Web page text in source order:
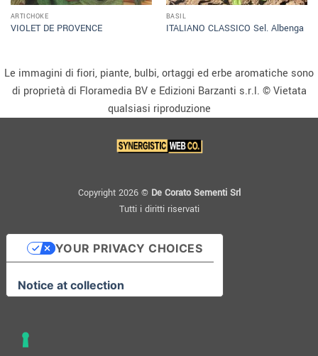
ARTICHOKE
VIOLET DE PROVENCE
BASIL
ITALIANO CLASSICO Sel. Albenga
Le immagini di fiori, piante, bulbi, ortaggi ed erbe aromatiche sono
di proprietà di Floramedia BV e Edizioni Barzanti s.r.l. © Vietata
qualsiasi riproduzione
Copyright 2026 © De Corato Sementi Srl
Tutti i diritti riservati
Notice at collection
YOUR PRIVACY CHOICES